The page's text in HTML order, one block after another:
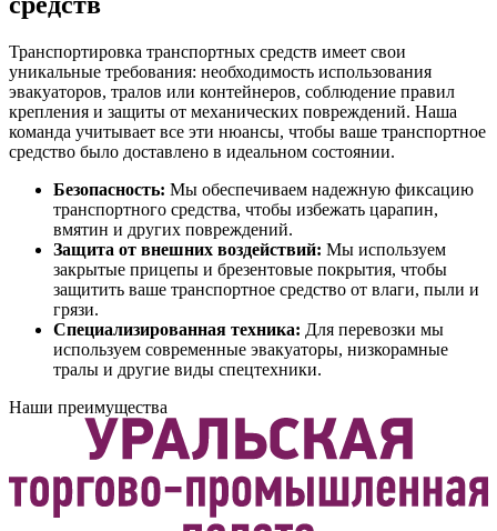
Транспортировка транспортных средств имеет свои
уникальные требования: необходимость использования
эвакуаторов, тралов или контейнеров, соблюдение правил
крепления и защиты от механических повреждений. Наша
команда учитывает все эти нюансы, чтобы ваше транспортное
средство было доставлено в идеальном состоянии.
Безопасность: Мы обеспечиваем надежную фиксацию
транспортного средства, чтобы избежать царапин,
вмятин и других повреждений.
Защита от внешних воздействий: Мы используем
закрытые прицепы и брезентовые покрытия, чтобы
защитить ваше транспортное средство от влаги, пыли и
грязи.
Специализированная техника: Для перевозки мы
используем современные эвакуаторы, низкорамные
тралы и другие виды спецтехники.
Наши преимущества